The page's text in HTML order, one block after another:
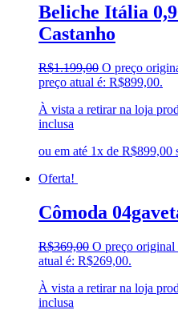
Beliche Itália
Castanho
R$1.199,00 O preço
preço atual é: R$899,00.
À vista a retirar na loja
inclusa
ou em até 1x de R$899,00
Oferta!
Cômoda
R$369,00 O preço original
atual é: R$269,00.
À vista a retirar na loja
inclusa